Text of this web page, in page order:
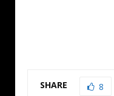
SHARE 8